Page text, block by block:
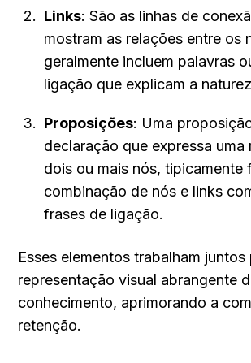
Links: São as linhas de
mostram as relações entre os
geralmente incluem palavras
ligação que explicam a
Proposições: Uma
declaração que expressa uma
dois ou mais nós, tipicamente
combinação de nós e links
frases de ligação.
Esses elementos trabalham juntos
representação visual abrangente
conhecimento, aprimorando a
retenção.